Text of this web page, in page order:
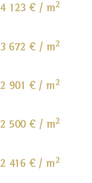
4 123 € / m2
3 672 € / m2
2 901 € / m2
2 500 € / m2
2 416 € / m2